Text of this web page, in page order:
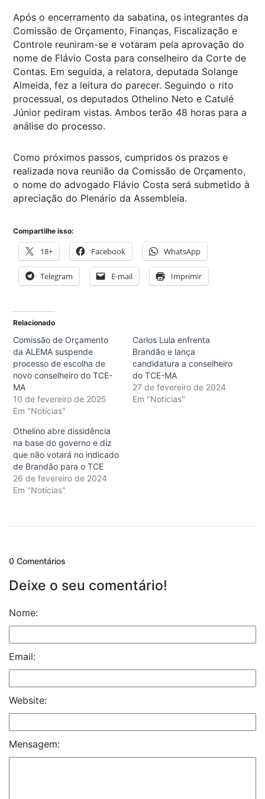
Após o encerramento da sabatina, os integrantes da
Comissão de Orçamento, Finanças, Fiscalização e
Controle reuniram-se e votaram pela aprovação do
nome de Flávio Costa para conselheiro da Corte de
Contas. Em seguida, a relatora, deputada Solange
Almeida, fez a leitura do parecer. Seguindo o rito
processual, os deputados Othelino Neto e Catulé
Júnior pediram vistas. Ambos terão 48 horas para a
análise do processo.
Como próximos passos, cumpridos os prazos e
realizada nova reunião da Comissão de Orçamento,
o nome do advogado Flávio Costa será submetido à
apreciação do Plenário da Assembleia.
Compartilhe isso:
18+ Facebook WhatsApp
Telegram E-mail Imprimir
Relacionado
Comissão de Orçamento
da ALEMA suspende
processo de escolha de
novo conselheiro do TCE-
MA
10 de fevereiro de 2025
Em "Notícias"
Carlos Lula enfrenta
Brandão e lança
candidatura a conselheiro
do TCE-MA
27 de fevereiro de 2024
Em "Notícias"
Othelino abre dissidência
na base do governo e diz
que não votará no indicado
de Brandão para o TCE
26 de fevereiro de 2024
Em "Notícias"
0 Comentários
Deixe o seu comentário!
Nome:
Email:
Website:
Mensagem: